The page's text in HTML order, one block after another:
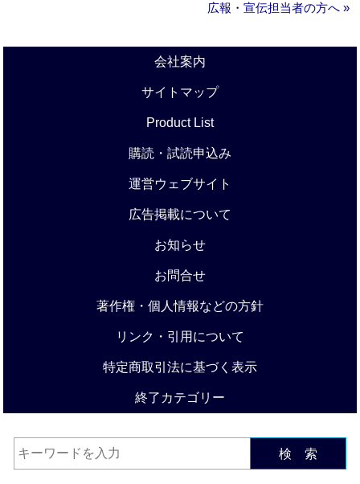
広報・宣伝担当者の方へ »
会社案内
サイトマップ
Product List
購読・試読申込み
運営ウェブサイト
広告掲載について
お知らせ
お問合せ
著作権・個人情報などの方針
リンク・引用について
特定商取引法に基づく表示
終了カテゴリー
検 索